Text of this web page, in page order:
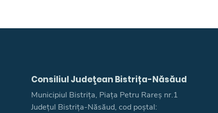
Consiliul Judeţean Bistrița-Năsăud
Municipiul Bistrița, Piața Petru Rareș nr.1
Județul Bistrița-Năsăud, cod poștal: